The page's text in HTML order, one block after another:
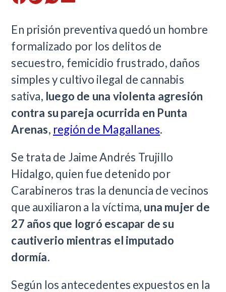
En prisión preventiva quedó un hombre
formalizado por los delitos de
secuestro, femicidio frustrado, daños
simples y cultivo ilegal de cannabis
sativa, luego de una violenta agresión
contra su pareja ocurrida en Punta
Arenas, región de Magallanes.
Se trata de Jaime Andrés Trujillo
Hidalgo, quien fue detenido por
Carabineros tras la denuncia de vecinos
que auxiliaron a la víctima, una mujer de
27 años que logró escapar de su
cautiverio mientras el imputado
dormía.
Según los antecedentes expuestos en la